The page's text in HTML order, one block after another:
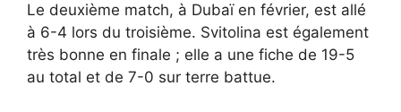
Le deuxième match, à Dubaï en février, est allé
à 6-4 lors du troisième. Svitolina est également
très bonne en finale ; elle a une fiche de 19-5
au total et de 7-0 sur terre battue.